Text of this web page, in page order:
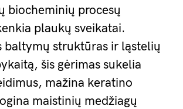
biocheminių procesų
plaukų sveikatai.
baltymų struktūras ir ląstelių
šis gėrimas sukelia
mažina keratino
maistinių medžiagų